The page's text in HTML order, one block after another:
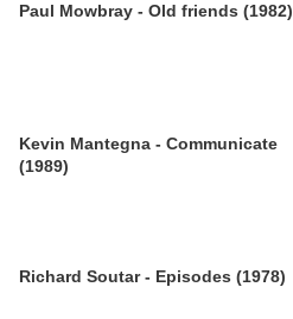
Paul Mowbray - Old friends (1982)
Kevin Mantegna - Communicate
(1989)
Richard Soutar - Episodes (1978)